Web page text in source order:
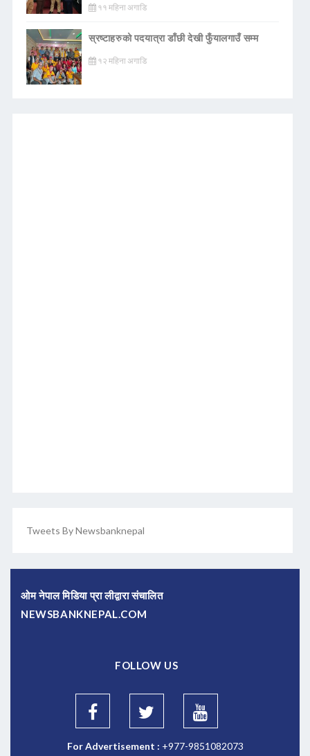
११ महिना अगाडि
स्रष्टाहरुको पदयात्रा डाँछी देखी फुँयालगाउँ सम्म
१२ महिना अगाडि
Tweets By Newsbanknepal
ओम नेपाल मिडिया प्रा लीद्वारा संचालित
NEWSBANKNEPAL.COM
FOLLOW US
For Advertisement : +977-9851082073